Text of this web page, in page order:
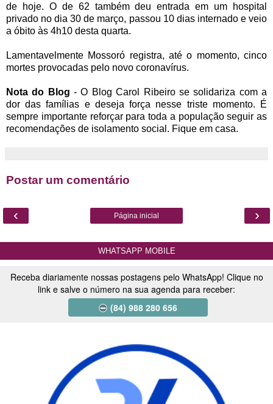
de hoje. O de 62 também deu entrada em um hospital
privado no dia 30 de março, passou 10 dias internado e veio
a óbito às 4h10 desta quarta.
Lamentavelmente Mossoró registra, até o momento, cinco
mortes provocadas pelo novo coronavírus.
Nota do Blog - O Blog Carol Ribeiro se solidariza com a
dor das famílias e deseja força nesse triste momento. É
sempre importante reforçar para toda a população seguir as
recomendações de isolamento social. Fique em casa.
Postar um comentário
‹ ›
Página inicial
WHATSAPP MOBILE
Receba diariamente nossas postagens pelo WhatsApp! Clique no
link e salve o número na sua agenda para receber:
(84) 988 280 656